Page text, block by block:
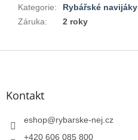
Kategorie:
Rybářské navijáky
Záruka: 2 roky
Z
Kontakt
eshop@rybarske-nej.cz
+420 606 085 800